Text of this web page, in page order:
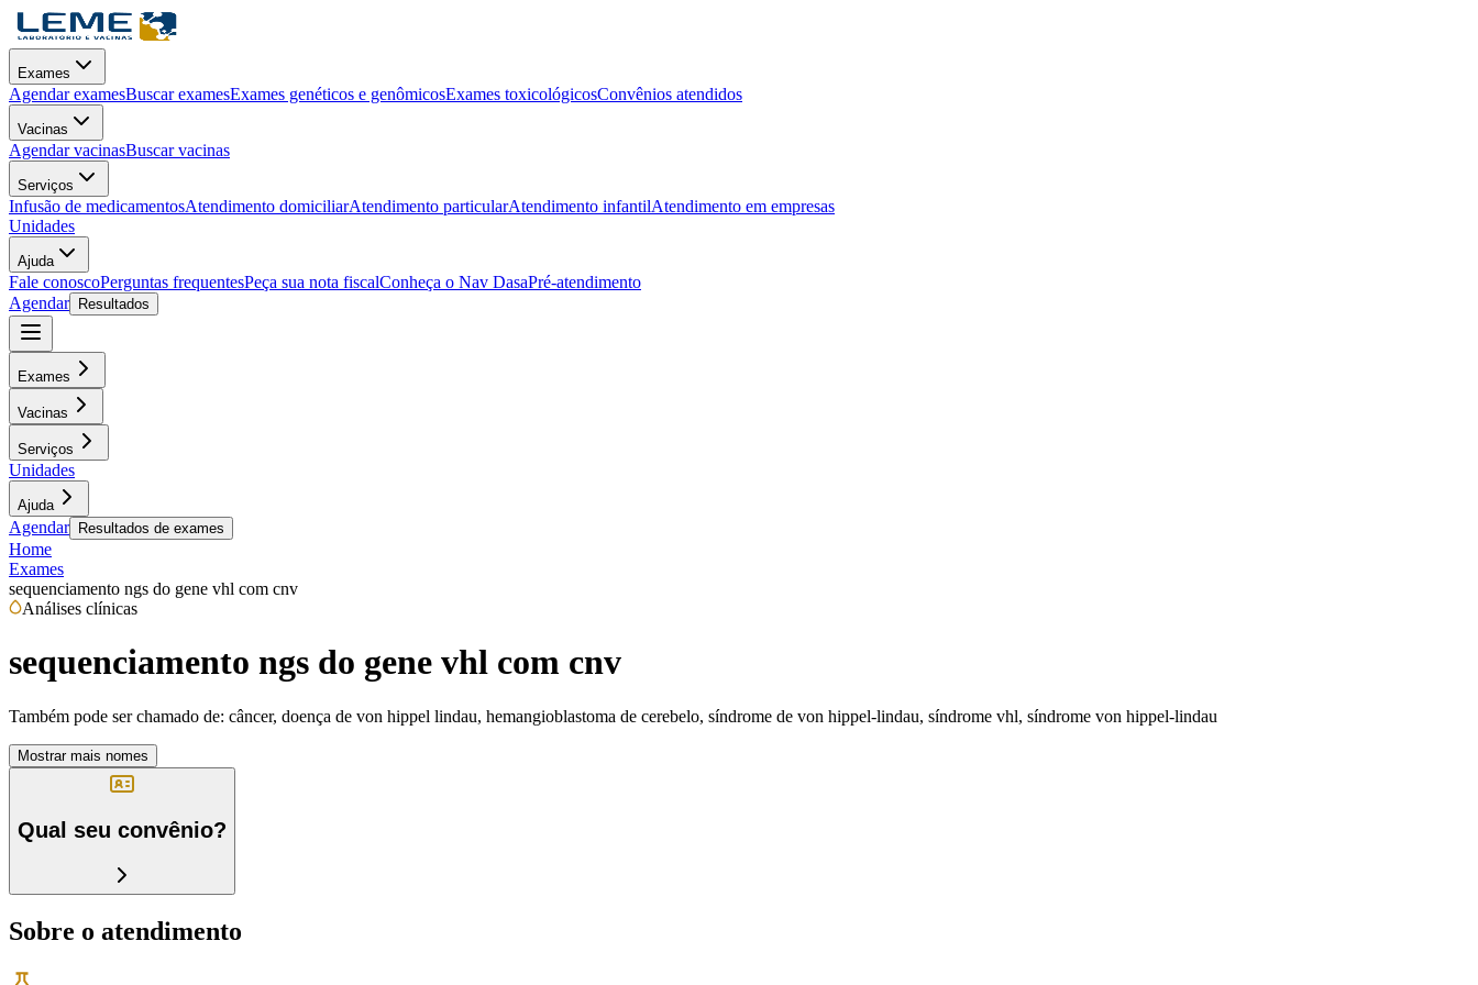
Exames
Agendar examesBuscar examesExames genéticos e genômicosExames toxicológicosConvênios atendidos
Vacinas
Agendar vacinasBuscar vacinas
Serviços
Infusão de medicamentosAtendimento domiciliarAtendimento particularAtendimento infantilAtendimento em empresas
Unidades
Ajuda
Fale conoscoPerguntas frequentesPeça sua nota fiscalConheça o Nav DasaPré-atendimento
Agendar
Resultados
Exames
Vacinas
Serviços
Unidades
Ajuda
Agendar Resultados de exames
Home
Exames
sequenciamento ngs do gene vhl com cnv
Análises clínicas
sequenciamento ngs do gene vhl com cnv
Também pode ser chamado de: câncer, doença de von hippel lindau, hemangioblastoma de cerebelo, síndrome de von hippel-lindau, síndrome vhl, síndrome von hippel-lindau
Mostrar mais nomes
Qual seu convênio?
Sobre o atendimento